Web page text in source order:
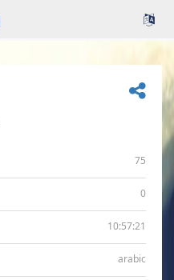
75
0
10:57:21
arabic